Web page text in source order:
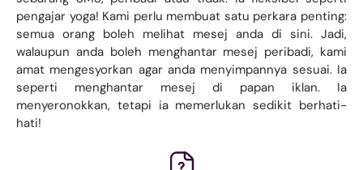
pengajar yoga! Kami perlu membuat satu perkara penting:
semua orang boleh melihat mesej anda di sini. Jadi,
walaupun anda boleh menghantar mesej peribadi, kami
amat mengesyorkan agar anda menyimpannya sesuai. Ia
seperti menghantar mesej di papan iklan. Ia
menyeronokkan, tetapi ia memerlukan sedikit berhati-
hati!